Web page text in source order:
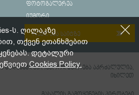
ფოტოგალერეა
იუმორი
რეკლამა საიტზე
გადაბეჭდვა/რეპროდუცირება აკრძალულია,
იხილეთ
ს. ღილაკზე
თქვენ ეთანხმებით
დეტალური
Cookies Policy.